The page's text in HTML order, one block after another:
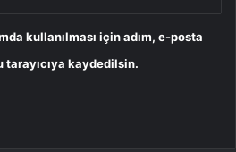
kullanılması için adım, e-posta
tarayıcıya kaydedilsin.